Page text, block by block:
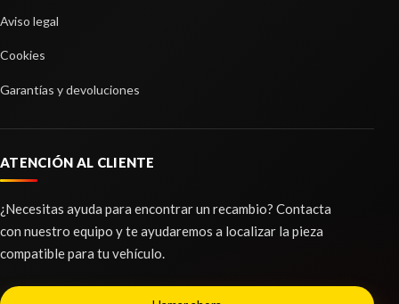
Aviso legal
Cookies
Garantías y devoluciones
ATENCIÓN AL CLIENTE
¿Necesitas ayuda para encontrar un recambio? Contacta
con nuestro equipo y te ayudaremos a localizar la pieza
compatible para tu vehículo.